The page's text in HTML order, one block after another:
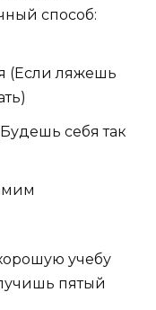
способ:
(Если ляжешь
себя так
учебу
пятый